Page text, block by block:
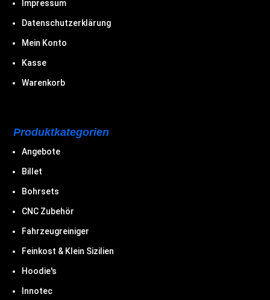
Impressum
Datenschutzerklärung
Mein Konto
Kasse
Warenkorb
Produktkategorien
Angebote
Billet
Bohrsets
CNC Zubehör
Fahrzeugreiniger
Feinkost & Klein Sizilien
Hoodie's
Innotec